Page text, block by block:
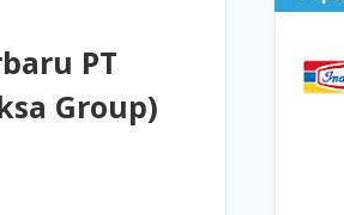
PT
Group)